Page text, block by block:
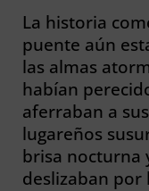
La historia
puente aún
las almas
habían
aferraban a
lugareños
brisa nocturna
deslizaban por